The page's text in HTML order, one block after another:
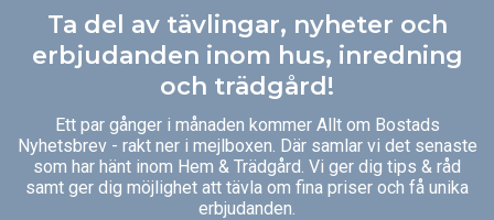
Ta del av tävlingar, nyheter och
erbjudanden inom hus, inredning
och trädgård!
Ett par gånger i månaden kommer Allt om Bostads
Nyhetsbrev - rakt ner i mejlboxen. Där samlar vi det senaste
som har hänt inom Hem & Trädgård. Vi ger dig tips & råd
samt ger dig möjlighet att tävla om fina priser och få unika
erbjudanden.